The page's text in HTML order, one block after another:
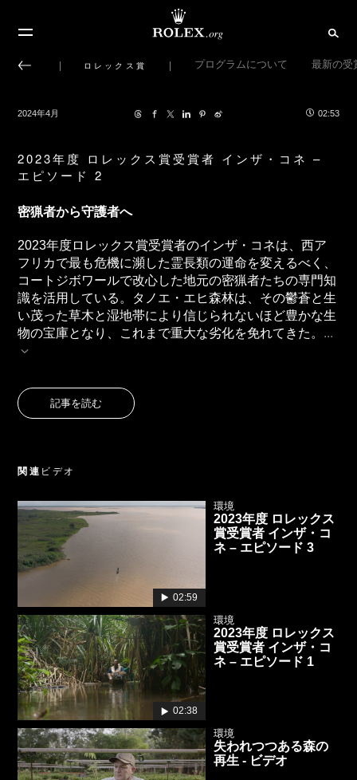
ロレックス賞 プログラムについて 最新の受
2024年4月 02:53
2023年度 ロレックス賞受賞者 インザ・コネ –
エピソード 2
密猟者から守護者へ
2023年度ロレックス賞受賞者のインザ・コネは、西ア
フリカで最も危機に瀕した霊長類の運命を変えるべく、
コートジボワールで改心した地元の密猟者たちの専門知
識を活用している。タノエ・エヒ森林は、その鬱蒼と生
い茂った草木と湿地帯により信じられないほど豊かな生
物の宝庫となり、これまで重大な劣化を免れてきた。 ...
記事を読む
関連ビデオ
02:59
環境
2023年度 ロレックス
賞受賞者 インザ・コ
ネ – エピソード 3
02:38
環境
2023年度 ロレックス
賞受賞者 インザ・コ
ネ – エピソード 1
環境
失われつつある森の
再生 - ビデオ